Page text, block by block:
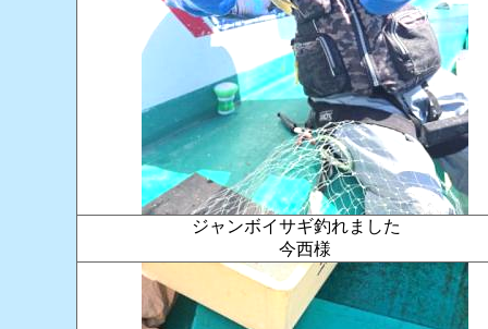
ジャンボイサギ釣れました
今西様